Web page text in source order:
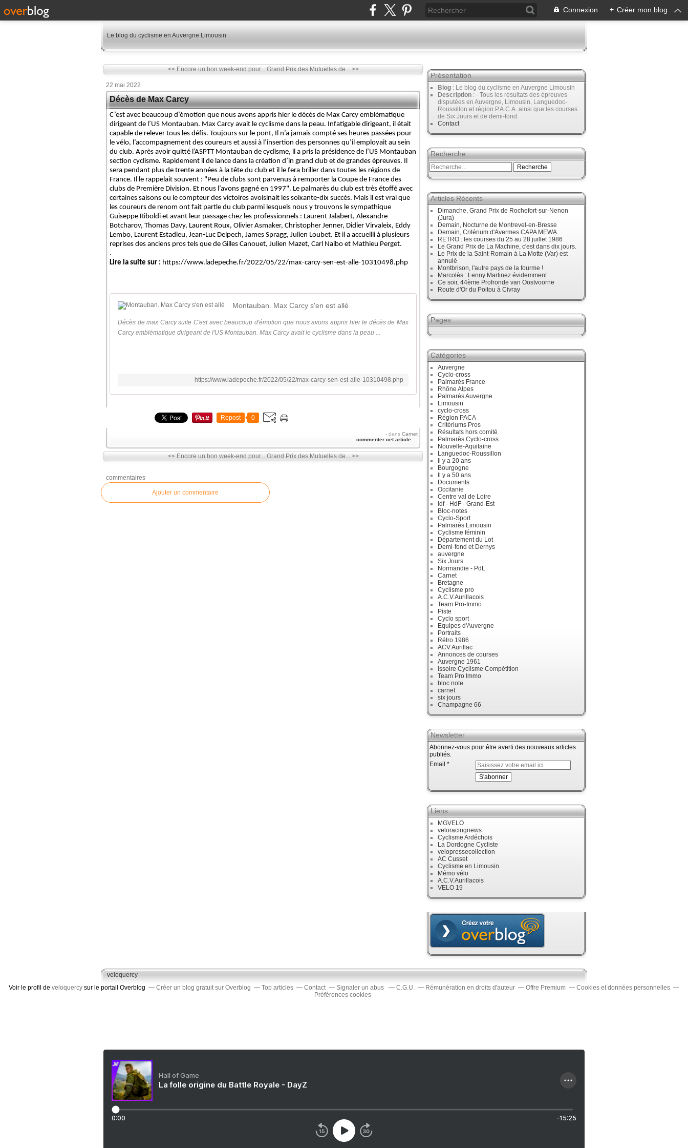
Connexion + Créer mon blog
Le blog du cyclisme en Auvergne Limousin
<< Encore un bon week-end pour... Grand Prix des Mutuelles de... >>
22 mai 2022
Décès de Max Carcy
C’est avec beaucoup d’émotion que nous avons appris hier le décès de Max Carcy emblématique
dirigeant de l’US Montauban. Max Carcy avait le cyclisme dans la peau. Infatigable dirigeant, il était
capable de relever tous les défis. Toujours sur le pont, Il n’a jamais compté ses heures passées pour
le vélo, l’accompagnement des coureurs et aussi à l’insertion des personnes qu’il employait au sein
du club. Après avoir quitté l’ASPTT Montauban de cyclisme, il a pris la présidence de l’US Montauban
section cyclisme. Rapidement il de lance dans la création d’in grand club et de grandes épreuves. Il
sera pendant plus de trente années à la tête du club et il le fera briller dans toutes les régions de
France. Il le rappelait souvent : "Peu de clubs sont parvenus à remporter la Coupe de France des
clubs de Première Division. Et nous l’avons gagné en 1997". Le palmarès du club est très étoffé avec
certaines saisons ou le compteur des victoires avoisinait les soixante-dix succès. Mais il est vrai que
les coureurs de renom ont fait partie du club parmi lesquels nous y trouvons le sympathique
Guiseppe Riboldi et avant leur passage chez les professionnels : Laurent Jalabert, Alexandre
Botcharov, Thomas Davy, Laurent Roux, Olivier Asmaker, Christopher Jenner, Didier Virvaleix, Eddy
Lembo, Laurent Estadieu, Jean-Luc Delpech, James Spragg, Julien Loubet. Et il a accueilli à plusieurs
reprises des anciens pros tels que de Gilles Canouet, Julien Mazet, Carl Naibo et Mathieu Perget.
.
Lire la suite sur : https://www.ladepeche.fr/2022/05/22/max-carcy-sen-est-alle-10310498.php
Montauban. Max Carcy s'en est allé
Décès de max Carcy suite C'est avec beaucoup d'émotion que nous avons appris hier le décès de Max
Carcy emblématique dirigeant de l'US Montauban. Max Carcy avait le cyclisme dans la peau ...
https://www.ladepeche.fr/2022/05/22/max-carcy-sen-est-alle-10310498.php
Repost 0
- dans Carnet
commenter cet article
<< Encore un bon week-end pour... Grand Prix des Mutuelles de... >>
commentaires
Ajouter un commentaire
Présentation
Blog : Le blog du cyclisme en Auvergne Limousin
Description : - Tous les résultats des épreuves
disputées en Auvergne, Limousin, Languedoc-
Roussillon et région P.A.C.A. ainsi que les courses
de Six Jours et de demi-fond.
Contact
Recherche
Articles Récents
Dimanche, Grand Prix de Rochefort-sur-Nenon
(Jura)
Demain, Nocturne de Montrevel-en-Bresse
Demain, Critérium d'Avermes CAPA MEWA
RETRO : les courses du 25 au 28 juillet 1986
Le Grand Prix de La Machine, c'est dans dix jours.
Le Prix de la Saint-Romain à La Motte (Var) est
annulé
Montbrison, l'autre pays de la fourme !
Marcolès : Lenny Martinez évidemment
Ce soir, 44ème Profronde van Oostvoorne
Route d'Or du Poitou à Civray
Pages
Catégories
Auvergne
Cyclo-cross
Palmarès France
Rhône Alpes
Palmarès Auvergne
Limousin
cyclo-cross
Région PACA
Critériums Pros
Résultats hors comité
Palmarès Cyclo-cross
Nouvelle-Aquitaine
Languedoc-Roussillon
Il y a 20 ans
Bourgogne
Il y a 50 ans
Documents
Occitanie
Centre val de Loire
Idf - HdF - Grand-Est
Bloc-notes
Cyclo-Sport
Palmarès Limousin
Cyclisme féminin
Département du Lot
Demi-fond et Dernys
auvergne
Six Jours
Normandie - PdL
Carnet
Bretagne
Cyclisme pro
A.C.V.Aurillacois
Team Pro-Immo
Piste
Cyclo sport
Equipes d'Auvergne
Portraits
Rétro 1986
ACV Aurillac
Annonces de courses
Auvergne 1961
Issoire Cyclisme Compétition
Team Pro Immo
bloc note
carnet
six jours
Champagne 66
Newsletter
Abonnez-vous pour être averti des nouveaux articles
publiés.
Email
Liens
MGVELO
veloracingnews
Cyclisme Ardéchois
La Dordogne Cycliste
velopressecollection
AC Cusset
Cyclisme en Limousin
Mémo vélo
A.C.V.Aurillacois
VELO 19
veloquercy
Voir le profil de veloquercy sur le portail Overblog Créer un blog gratuit sur Overblog Top articles Contact Signaler un abus C.G.U. Rémunération en droits d'auteur Offre Premium
Cookies et données personnelles
Préférences cookies
Hall of Game
La folle origine du Battle Royale - DayZ
0:00 -15:25